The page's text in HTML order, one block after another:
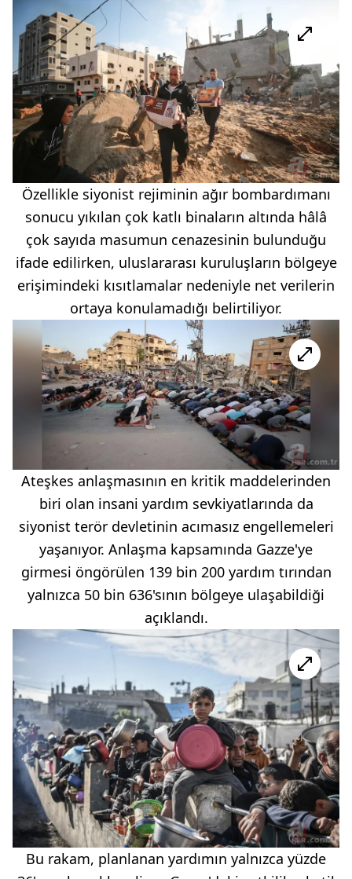
Özellikle siyonist rejiminin ağır bombardımanı
sonucu yıkılan çok katlı binaların altında hâlâ
çok sayıda masumun cenazesinin bulunduğu
ifade edilirken, uluslararası kuruluşların bölgeye
erişimindeki kısıtlamalar nedeniyle net verilerin
ortaya konulamadığı belirtiliyor.
Ateşkes anlaşmasının en kritik maddelerinden
biri olan insani yardım sevkiyatlarında da
siyonist terör devletinin acımasız engellemeleri
yaşanıyor. Anlaşma kapsamında Gazze'ye
girmesi öngörülen 139 bin 200 yardım tırından
yalnızca 50 bin 636'sının bölgeye ulaşabildiği
açıklandı.
Bu rakam, planlanan yardımın yalnızca yüzde